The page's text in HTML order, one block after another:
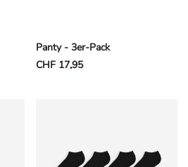
Panty - 3er-Pack
CHF 17,95